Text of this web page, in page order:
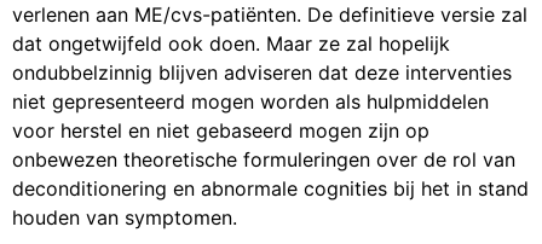
verlenen aan ME/cvs-patiënten. De definitieve versie zal
dat ongetwijfeld ook doen. Maar ze zal hopelijk
ondubbelzinnig blijven adviseren dat deze interventies
niet gepresenteerd mogen worden als hulpmiddelen
voor herstel en niet gebaseerd mogen zijn op
onbewezen theoretische formuleringen over de rol van
deconditionering en abnormale cognities bij het in stand
houden van symptomen.